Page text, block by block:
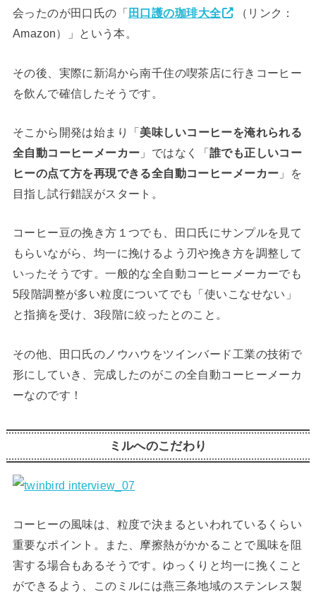
会ったのが田口氏の「 田口護の珈琲大全
（リンク：
Amazon）」という本。
その後、実際に新潟から南千住の喫茶店に行きコーヒー
を飲んで確信したそうです。
そこから開発は始まり「美味しいコーヒーを淹れられる
全自動コーヒーメーカー 」ではなく「誰でも正しいコー
ヒーの点て方を再現できる全自動コーヒーメーカー 」を
目指し試行錯誤がスタート。
コーヒー豆の挽き方１つでも、田口氏にサンプルを見て
もらいながら、均一に挽けるよう刃や挽き方を調整して
いったそうです。一般的な全自動コーヒーメーカーでも
5段階調整が多い粒度についてでも「使いこなせない」
と指摘を受け、3段階に絞ったとのこと。
その他、田口氏のノウハウをツインバード工業の技術で
形にしていき、完成したのがこの全自動コーヒーメーカ
ーなのです！
ミルへのこだわり
コーヒーの風味は、粒度で決まるといわれているくらい
重要なポイント。また、摩擦熱がかかることで風味を阻
害する場合もあるそうです。ゆっくりと均一に挽くこと
ができるよう、このミルには燕三条地域のステンレス製